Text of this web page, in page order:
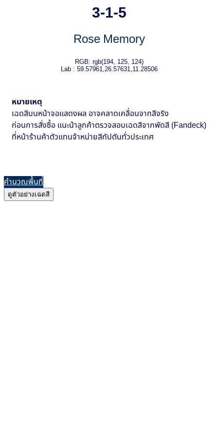
3-1-5
Rose Memory
RGB: rgb(194, 125, 124)
Lab : 59.57961,26.57631,11.28506
หมายเหตุ
เฉดสีบนหน้าจอแสดงผล อาจคลาดเคลื่อนจากสีจริง
ก่อนการสั่งซื้อ แนะน้าลูกค้าตรวจสอบเฉดสีจากพัดสี (Fandeck)
ที่หน้าร้านค้าตัวแทนจ้าหน่ายสีกัปตันทั่วประเทศ
คำนวณพื้นที่
ดูตัวอย่างเฉดสี